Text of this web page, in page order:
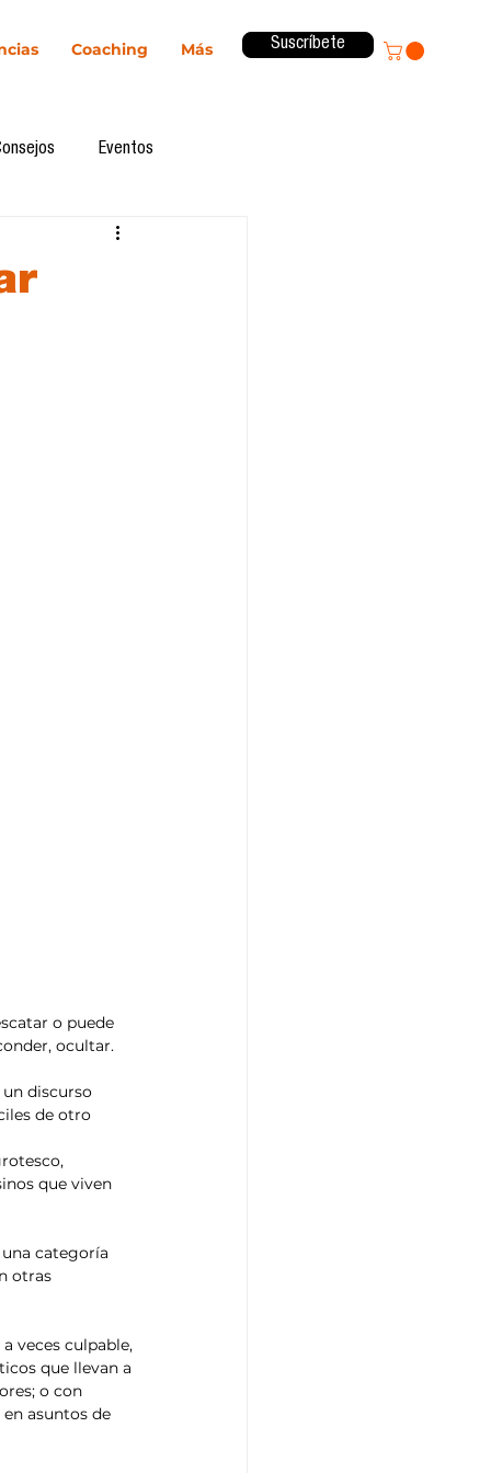
Coaching Más Suscríbete
Eventos
Innovación
ocultar.
de otro
que viven
otras
que llevan a
o con
asuntos de